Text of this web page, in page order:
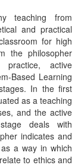
teaching from
and practical
for high
the philosopher
active
Based Learning
In the first
as a teaching
and the active
deals with
indicates and
a way in which
to ethics and